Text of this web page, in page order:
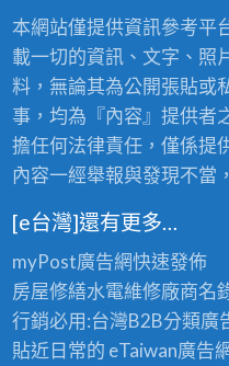
小
時
全
省
服
務
！
〉
本網站僅提供資訊參考平
載一切的資訊、文字、照
料，無論其為公開張貼或
事，均為『內容』提供者
擔任何法律責任，僅係提
內容一經舉報與發現不當
[e台灣]還有更多…
myPost廣告網快速發佈
房屋修繕水電維修廠商名
行銷必用:台灣B2B分類廣
貼近日常的 eTaiwan廣告